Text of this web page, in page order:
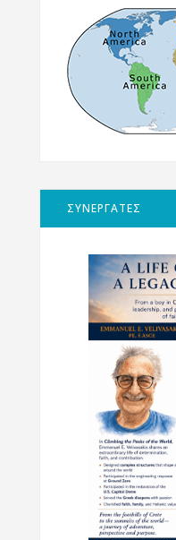
ΣΥΝΕΡΓΑΤΕΣ